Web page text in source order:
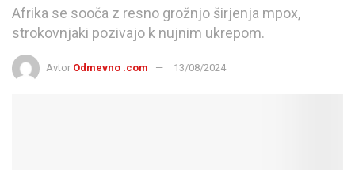
Afrika se sooča z resno grožnjo širjenja mpox,
strokovnjaki pozivajo k nujnim ukrepom.
Avtor Odmevno .com 13/08/2024